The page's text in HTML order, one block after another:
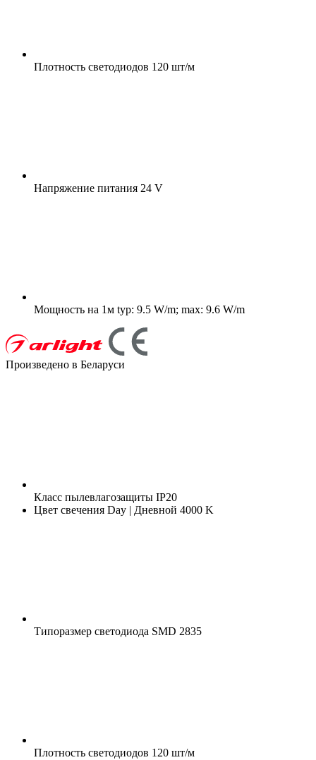
Плотность светодиодов 120 шт/м
Напряжение питания 24 V
Мощность на 1м typ: 9.5 W/m; max: 9.6 W/m
Произведено в Беларуси
Класс пылевлагозащиты IP20
Цвет свечения Day | Дневной 4000 K
Типоразмер светодиода SMD 2835
Плотность светодиодов 120 шт/м